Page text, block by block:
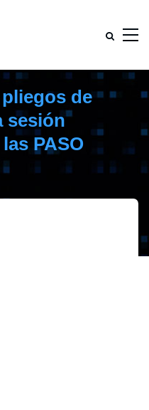
de
sesión
PASO